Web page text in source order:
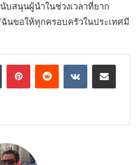
สนุนผู้นำในช่วงเวลาที่ยาก
นขอให้ทุกครอบครัวในประเทศมี
Tumblr PinterestReddit VKontakteShare via Email